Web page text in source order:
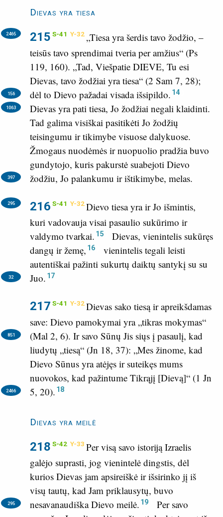
Dievas yra tiesa
215 S-41 Y-32
2465
„Tiesa yra šerdis tavo žodžio, –
teisūs tavo sprendimai tveria per amžius“ (Ps
119, 160). „Tad, Viešpatie DIEVE, Tu esi
Dievas, tavo žodžiai yra tiesa“ (2 Sam 7, 28);
dėl to Dievo pažadai visada išsipildo. 14
156
1063
Dievas yra pati tiesa, Jo žodžiai negali klaidinti.
Tad galima visiškai pasitikėti Jo žodžių
teisingumu ir tikimybe visuose dalykuose.
Žmogaus nuodėmės ir nuopuolio pradžia buvo
gundytojo, kuris pakurstė suabejoti Dievo
žodžiu, Jo palankumu ir ištikimybe, melas.
397
216 S-41 Y-32
295
Dievo tiesa yra ir Jo išmintis,
kuri vadovauja visai pasaulio sukūrimo ir
valdymo tvarkai. 15
Dievas, vienintelis sukūręs
dangų ir žemę, 16
vienintelis tegali leisti
autentiškai pažinti sukurtų daiktų santykį su su
Juo. 17
32
217 S-41 Y-32Dievas sako tiesą ir apreikšdamas
save: Dievo pamokymai yra „tikras mokymas“
(Mal 2, 6).
851
Ir savo Sūnų Jis siųs į pasaulį, kad
liudytų „tiesą“ (Jn 18, 37): „Mes žinome, kad
Dievo Sūnus yra atėjęs ir suteikęs mums
nuovokos, kad pažintume Tikrąjį [Dievą]“ (1 Jn
5, 20). 18
2466
Dievas yra meilė
218 S-42 Y-33 Per visą savo istoriją Izraelis
galėjo suprasti, jog vienintelė dingstis, dėl
kurios Dievas jam apsireiškė ir išsirinko jį iš
visų tautų, kad Jam priklausytų, buvo
nesavanaudiška Dievo meilė. 19
295
Per savo